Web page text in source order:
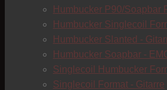
Humbucker P90/Soapbar
Humbucker Singlecoil
Humbucker Slanted -
Humbucker Soapbar -
Singlecoil Humbucker
Singlecoil Format - Gitarre